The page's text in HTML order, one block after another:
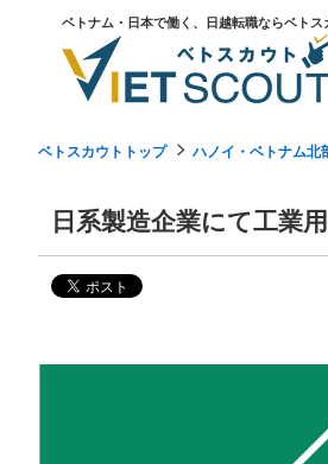
ベトナム・日本で働く、日越転職ならベトス
ベトスカウトトップ ハノイ・ベトナム北
日系製造企業にて工業